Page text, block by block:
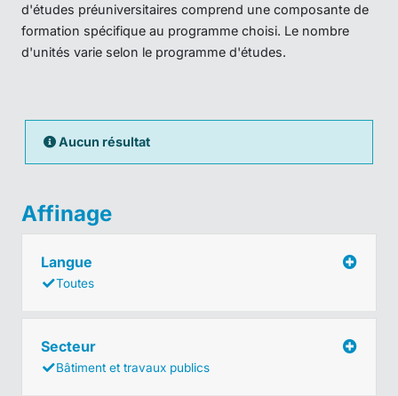
d'études préuniversitaires comprend une composante de
formation spécifique au programme choisi. Le nombre
d'unités varie selon le programme d'études.
Aucun résultat
Affinage
Langue
Toutes
Secteur
Bâtiment et travaux publics